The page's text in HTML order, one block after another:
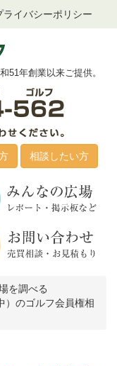
ライバシーポリシー
51年創業以来ご提供。
相談したい方
を調べる
）のゴルフ会員権相